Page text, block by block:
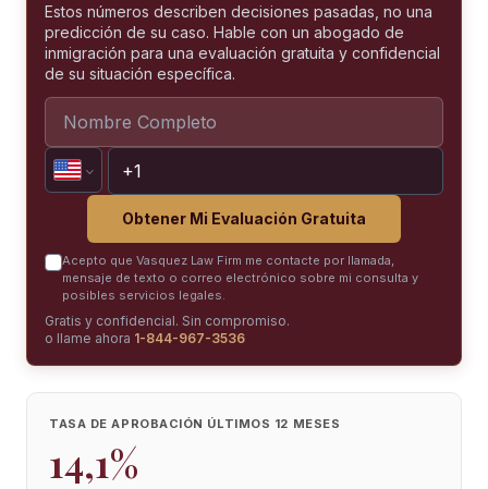
Estos números describen decisiones pasadas, no una
predicción de su caso. Hable con un abogado de
inmigración para una evaluación gratuita y confidencial
de su situación específica.
Obtener Mi Evaluación Gratuita
Acepto que Vasquez Law Firm me contacte por llamada,
mensaje de texto o correo electrónico sobre mi consulta y
posibles servicios legales.
Gratis y confidencial. Sin compromiso.
o llame ahora 1-844-967-3536
TASA DE APROBACIÓN ÚLTIMOS 12 MESES
14,1%